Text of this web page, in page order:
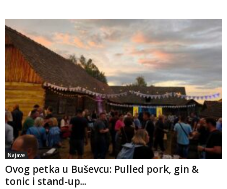
Najave
Ovog petka u Buševcu: Pulled pork, gin &
tonic i stand-up...